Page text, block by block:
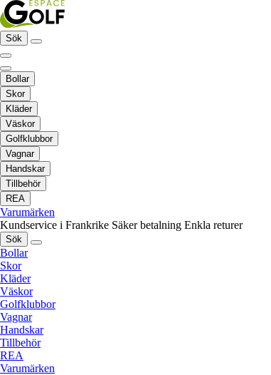
Sök
Bollar
Skor
Kläder
Väskor
Golfklubbor
Vagnar
Handskar
Tillbehör
REA
Varumärken
Kundservice i Frankrike Säker betalning Enkla returer
Sök
Bollar
Skor
Kläder
Väskor
Golfklubbor
Vagnar
Handskar
Tillbehör
REA
Varumärken